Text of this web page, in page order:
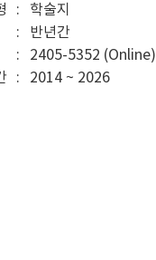
학술지
반년간
2405-5352 (Online)
2014 ~ 2026